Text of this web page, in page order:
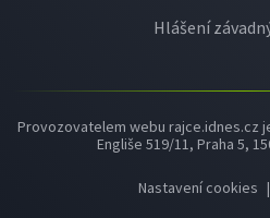
Hlášení
Provozovatelem webu rajce.idnes.cz
Engliše 519/11, Praha 5,
Nastavení cookies |